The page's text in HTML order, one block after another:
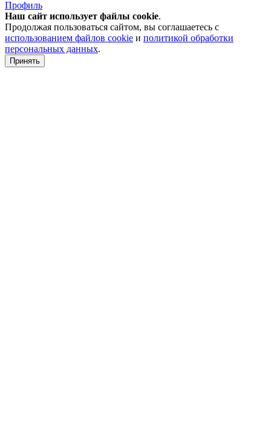
Профиль
Наш сайт использует файлы cookie.
Продолжая пользоваться сайтом, вы соглашаетесь с
использованием файлов cookie и политикой обработки
персональных данных.
Принять